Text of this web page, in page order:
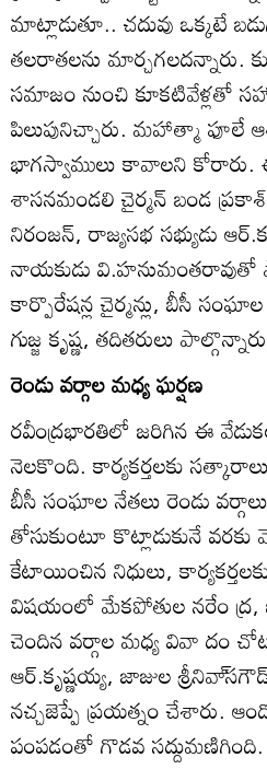
మాట్లాడుతూ.. చదువు ఒక్కటే
తలరాతలను మార్చగలదన్నారు.
సమాజం నుంచి కూకటివేళ్లతో
పిలుపునిచ్చారు. మహాత్మా
భాగస్వాములు కావాలని కోరారు.
శాసనమండలి చైర్మన్‌ బండ
నిరంజన్‌, రాజ్యసభ సభ్యుడు
నాయకుడు వి.హనుమంతరావుతో
కార్పొరేషన్ల చైర్మన్లు, బీసీ
గుజ్జ కృష్ణ, తదితరులు
రెండు వర్గాల మధ్య ఘర్షణ
రవీంద్రభారతిలో జరిగిన ఈ
నెలకొంది. కార్యకర్తలకు
బీసీ సంఘాల నేతలు రెండు
తోసుకుంటూ కొట్లాడుకునే వరకు
కేటాయించిన నిధులు,
విషయంలో మేకపోతుల నరేం ద్ర,
చెందిన వర్గాల మధ్య వివా దం
ఆర్‌.కృష్ణయ్య, జాజుల
నచ్చజెప్పే ప్రయత్నం చేశారు.
పంపడంతో గొడవ సద్దుమణిగింది.